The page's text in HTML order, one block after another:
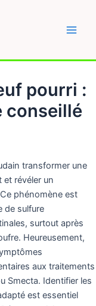
pourri :
conseillé
transformer une
révéler un
phénomène est
de sulfure
surtout après
Heureusement,
aux traitements
Smecta. Identifier les
est essentiel